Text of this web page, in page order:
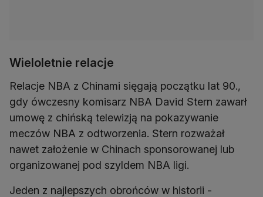
Wieloletnie relacje
Relacje NBA z Chinami sięgają początku lat 90.,
gdy ówczesny komisarz NBA David Stern zawarł
umowę z chińską telewizją na pokazywanie
meczów NBA z odtworzenia. Stern rozważał
nawet założenie w Chinach sponsorowanej lub
organizowanej pod szyldem NBA ligi.
Jeden z najlepszych obrońców w historii -